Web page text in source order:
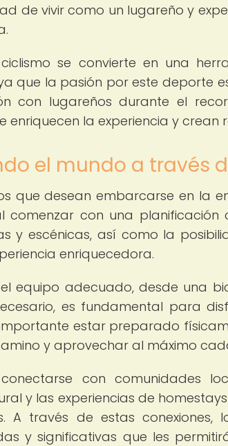
de vivir como un lugareño y
se convierte en una
que la pasión por este deporte
con lugareños durante el
enriquecen la experiencia y crean
el mundo a través
que desean embarcarse en la
comenzar con una planificación
y escénicas, así como la
enriquecedora.
equipo adecuado, desde una
es fundamental para
estar preparado
y aprovechar al máximo
conectarse con comunidades
y las experiencias de
A través de estas conexiones,
y significativas que les